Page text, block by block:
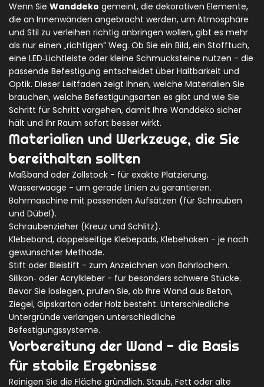
Wenn Sie Wanddeko gemeint, die dekorativen Elemente,
die an Innenwänden angebracht werden, um Atmosphäre
und Stil zu verleihen richtig anbringen wollen, gibt es mehr
als nur einen „richtigen“ Weg. Ob Sie ein Bild, ein Stofftuch,
eine LED‑Lichtleiste oder kleine Schmucksteine nutzen - die
passende Befestigung entscheidet über Haltbarkeit und
Optik. Dieser Leitfaden zeigt Ihnen, welche Materialien Sie
brauchen, welche Befestigungsarten es gibt und wie Sie
Schritt für Schritt vorgehen, damit Ihre Wanddeko sicher
hält und Ihr Raum sofort besser wirkt.
Materialien und Werkzeuge, die Sie
bereithalten sollten
Maßband oder Zollstock - für exakte Platzierung.
Wasserwaage - um gerade Linien zu garantieren.
Bohrmaschine mit passenden Aufsätzen (für Schrauben
und Dübel).
Schraubenzieher (Kreuz und Schlitz).
Klebeband, doppelseitige Klebepads, Klebehaken - je nach
gewünschter Methode.
Stift oder Bleistift - zum Anzeichnen von Bohrlöchern.
Silikon‑ oder Acrylkleber - für besonders schwere Stücke.
Bevor Sie loslegen, prüfen Sie, ob Ihre Wand aus Beton,
Ziegel, Gipskarton oder Holz besteht. Unterschiedliche
Untergründe verlangen unterschiedliche
Befestigungssysteme.
Vorbereitung der Wand - die Basis
für stabile Ergebnisse
Reinigen Sie die Fläche gründlich. Staub, Fett oder alte